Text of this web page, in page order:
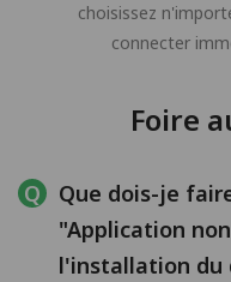
choisissez
connecter
Foire
Que dois-je
"Application
l'installation du